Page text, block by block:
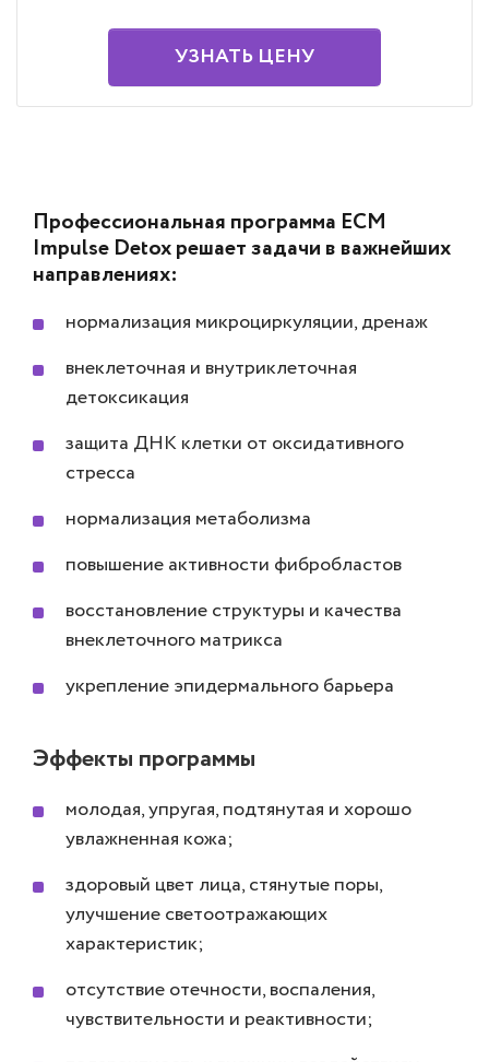
УЗНАТЬ ЦЕНУ
Профессиональная программа ECM
Impulse Detox решает задачи в важнейших
направлениях:
нормализация микроциркуляции, дренаж
внеклеточная и внутриклеточная
детоксикация
защита ДНК клетки от оксидативного
стресса
нормализация метаболизма
повышение активности фибробластов
восстановление структуры и качества
внеклеточного матрикса
укрепление эпидермального барьера
Эффекты программы
молодая, упругая, подтянутая и хорошо
увлажненная кожа;
здоровый цвет лица, стянутые поры,
улучшение светоотражающих
характеристик;
отсутствие отечности, воспаления,
чувствительности и реактивности;